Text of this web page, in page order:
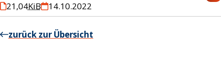
21,04KiB 14.10.2022
zurück zur Übersicht